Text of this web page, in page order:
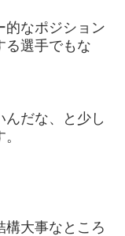
的なポジション
る選手でもな
だな、と少し
構大事なところ